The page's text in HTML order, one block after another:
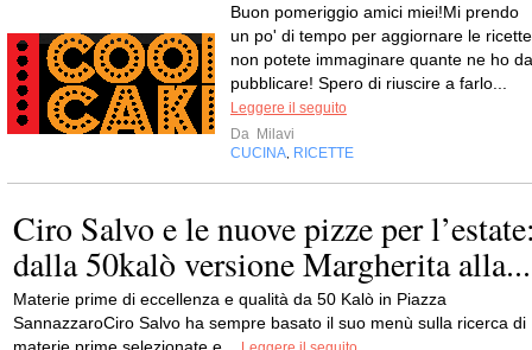
Buon pomeriggio amici miei!Mi prendo
un po' di tempo per aggiornare le
non potete immaginare quante ne ho da
pubblicare! Spero di riuscire a farlo...
Leggere il seguito
Da Milavi
CUCINA RICETTE
Ciro Salvo e le nuove pizze per
dalla 50kalò versione Margherita alla...
Materie prime di eccellenza e qualità da 50 Kalò in Piazza
SannazzaroCiro Salvo ha sempre basato il suo menù sulla ricerca di